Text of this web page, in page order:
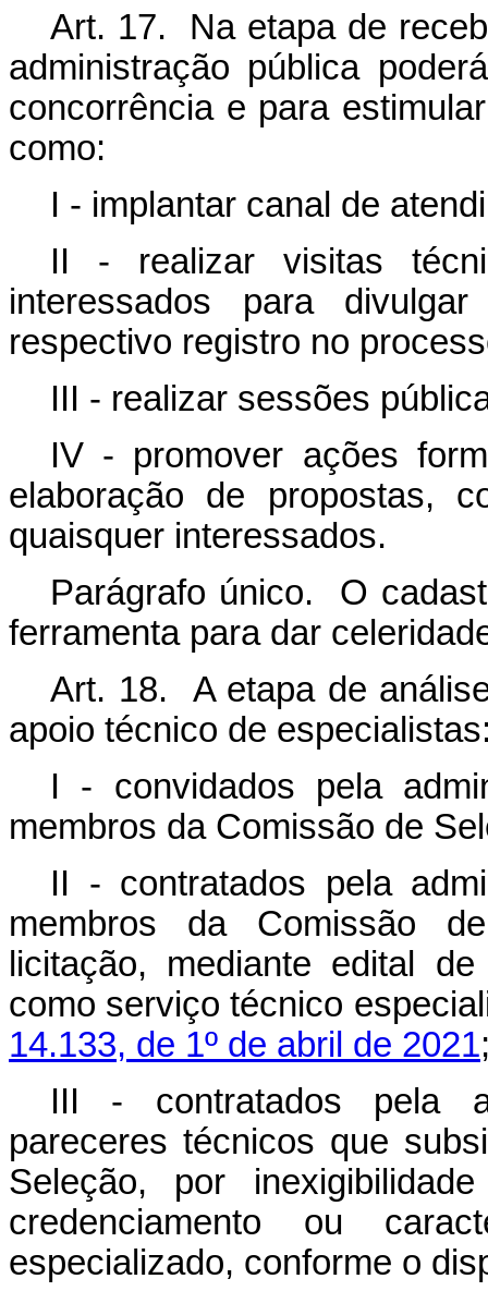
Art. 17. Na etapa de
administração pública
concorrência e para
como:
I - implantar canal de
II - realizar visitas
interessados para
respectivo registro no
III - realizar sessões
IV - promover ações
elaboração de propostas,
quaisquer interessados.
Parágrafo único. O
ferramenta para dar
Art. 18. A etapa de
apoio técnico de
I - convidados pela
membros da Comissão de
II - contratados pela
membros da Comissão
licitação, mediante edital
como serviço técnico
14.133, de 1º de abril de 2021
III - contratados pela
pareceres técnicos que
Seleção, por
credenciamento ou
especializado, conforme o